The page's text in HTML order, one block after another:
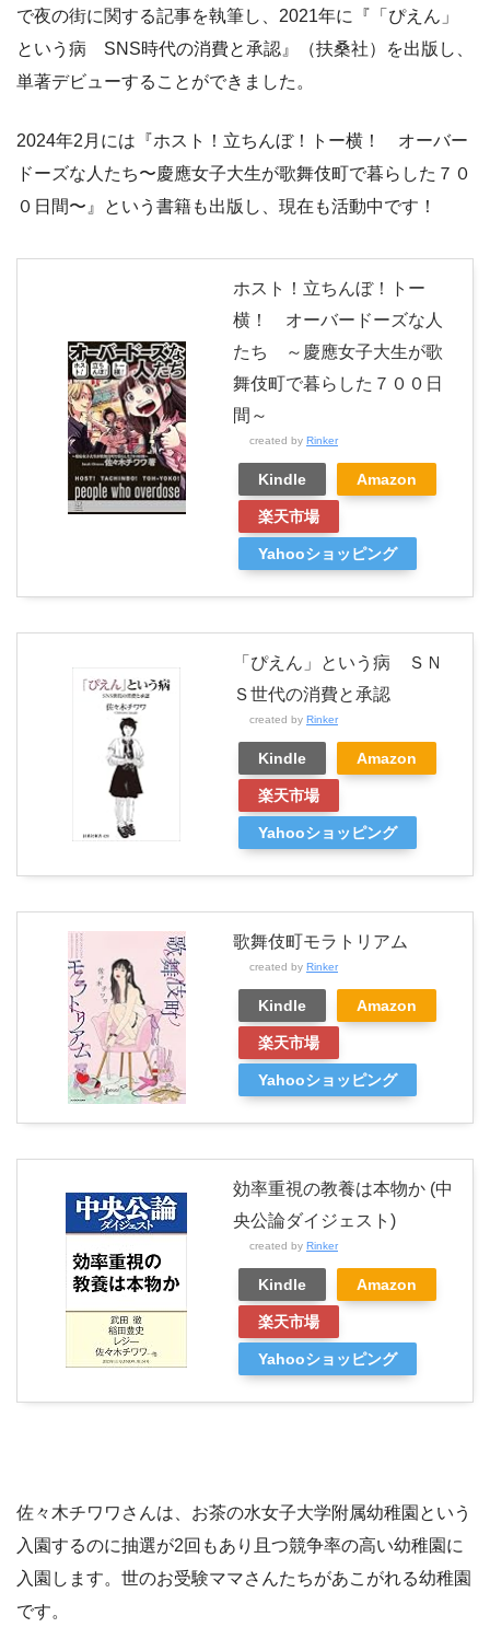
で夜の街に関する記事を執筆し、2021年に『「ぴえん」
という病 SNS時代の消費と承認』（扶桑社）を出版し、
単著デビューすることができました。
2024年2月には『ホスト！立ちんぼ！トー横！ オーバー
ドーズな人たち〜慶應女子大生が歌舞伎町で暮らした７０
０日間〜』という書籍も出版し、現在も活動中です！
ホスト！立ちんぼ！トー
横！ オーバードーズな人
たち ～慶應女子大生が歌
舞伎町で暮らした７００日
間～
created by Rinker
Kindle Amazon
楽天市場
Yahooショッピング
「ぴえん」という病 ＳＮ
Ｓ世代の消費と承認
created by Rinker
Kindle Amazon
楽天市場
Yahooショッピング
歌舞伎町モラトリアム
created by Rinker
Kindle Amazon
楽天市場
Yahooショッピング
効率重視の教養は本物か (中
央公論ダイジェスト)
created by Rinker
Kindle Amazon
楽天市場
Yahooショッピング
佐々木チワワさんは、お茶の水女子大学附属幼稚園という
入園するのに抽選が2回もあり且つ競争率の高い幼稚園に
入園します。世のお受験ママさんたちがあこがれる幼稚園
です。